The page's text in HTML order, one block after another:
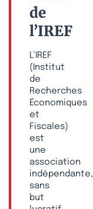
de
l’IREF
L’IREF
(Institut
de
Recherches
Économiques
et
Fiscales)
est
une
association
indépendante,
sans
but